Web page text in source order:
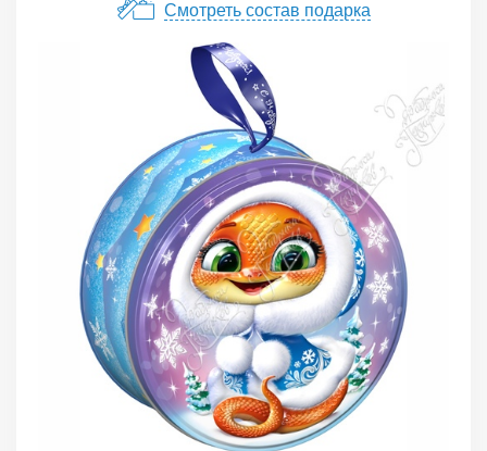
Смотреть состав подарка